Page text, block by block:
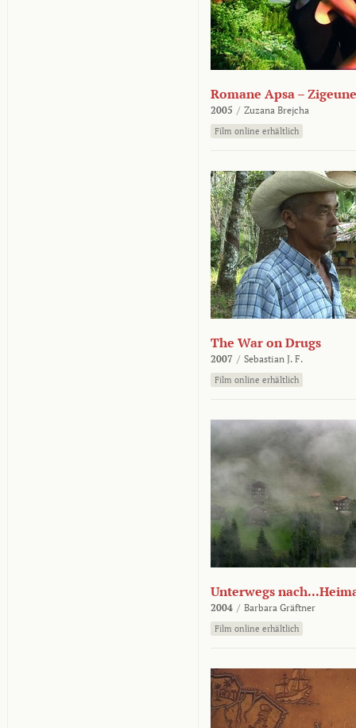
Romane Apsa –
2005 / Zuzana Brejcha
Film online erhältlich
The War on Drugs
2007 / Sebastian J. F.
Film online erhältlich
Unterwegs
2004 / Barbara Gräftner
Film online erhältlich